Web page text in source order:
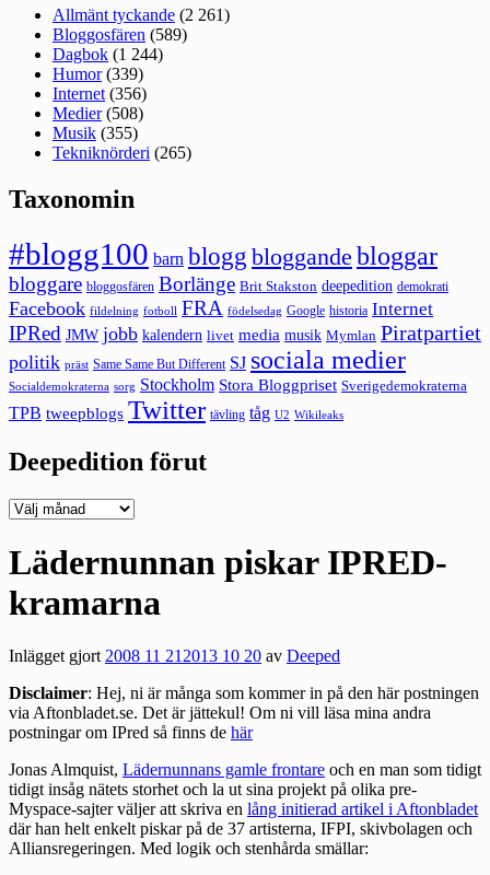
Allmänt tyckande (2 261)
Bloggosfären (589)
Dagbok (1 244)
Humor(339)
Internet (356)
Medier(508)
Musik (355)
Tekniknörderi (265)
Taxonomin
#blogg100 barn blogg bloggande bloggar
bloggare bloggosfären Borlänge Brit Stakston deepedition demokrati
Facebook fildelning fotboll FRA födelsedag Google historia Internet
IPRed JMW jobb kalendern livet media musik Mymlan Piratpartiet
politik präst Same Same But Different SJ sociala medier
Socialdemokraterna sorg Stockholm Stora Bloggpriset Sverigedemokraterna
TPB tweepblogs Twitter tävling tåg U2 Wikileaks
Deepedition förut
Deepedition
Lädernunnan piskar IPRED-
kramarna
Inlägget gjort2008 11 212013 10 20 av Deeped
Disclaimer: Hej, ni är många som kommer in på den här postningen
via Aftonbladet.se. Det är jättekul! Om ni vill läsa mina andra
postningar om IPred så finns de här
Jonas Almquist, Lädernunnans gamle frontare och en man som tidigt
tidigt insåg nätets storhet och la ut sina projekt på olika pre-
Myspace-sajter väljer att skriva en lång initierad artikel i Aftonbladet
där han helt enkelt piskar på de 37 artisterna, IFPI, skivbolagen och
Alliansregeringen. Med logik och stenhårda smällar: